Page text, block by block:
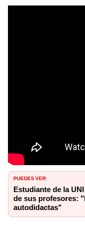
PUEDES VER:
Estudiante de la
de sus profesores:
autodidactas"